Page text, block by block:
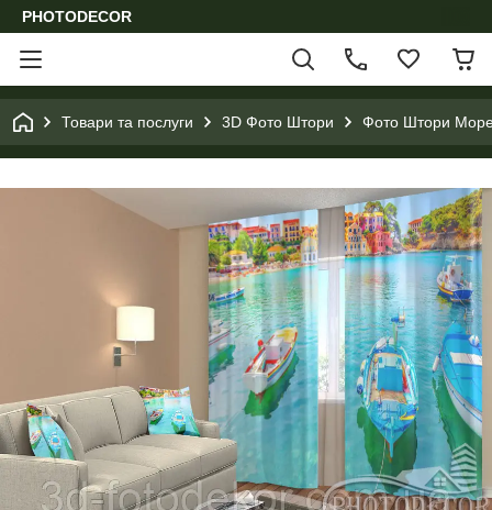
PHOTODECOR
Товари та послуги 3D Фото Штори Фото Штори